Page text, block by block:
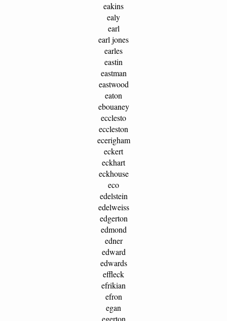
eakins
ealy
earl
earl jones
earles
eastin
eastman
eastwood
eaton
ebouaney
ecclesto
eccleston
ecerigham
eckert
eckhart
eckhouse
eco
edelstein
edelweiss
edgerton
edmond
edner
edward
edwards
effleck
efrikian
efron
egan
egerton